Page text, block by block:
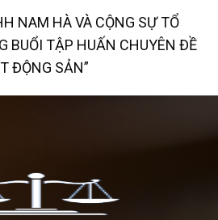
NAM HÀ VÀ CỘNG SỰ TỔ
BUỔI TẬP HUẤN CHUYÊN ĐỀ
ĐỘNG SẢN”